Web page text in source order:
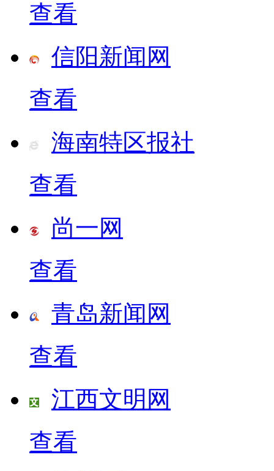
查看
信阳新闻网
查看
海南特区报社
查看
尚一网
查看
青岛新闻网
查看
江西文明网
查看